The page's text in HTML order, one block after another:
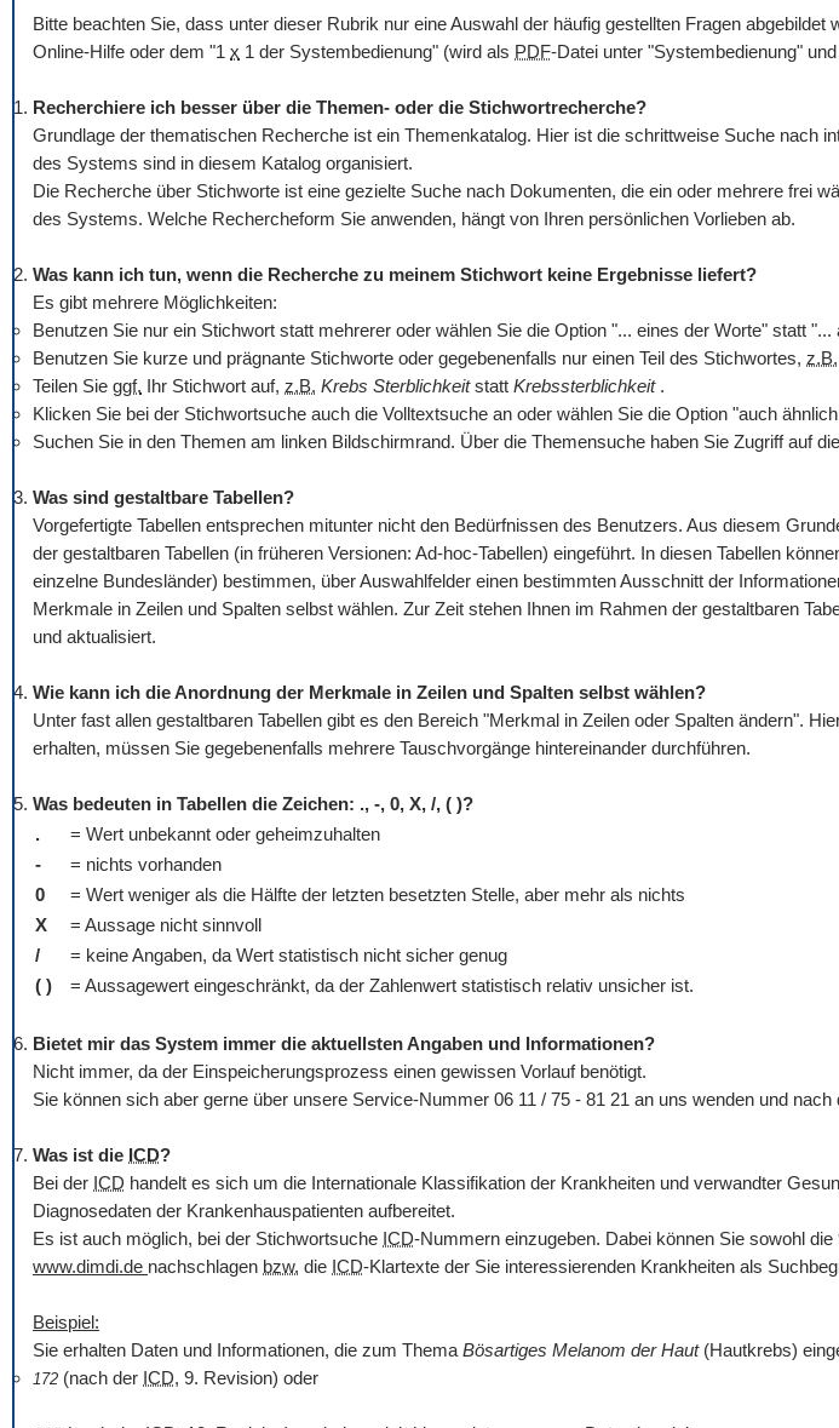
Bitte beachten Sie, dass unter dieser Rubrik nur eine Auswahl der häufig gestellten Fragen
Online-Hilfe oder dem "1 x 1 der Systembedienung" (wird als PDF-Datei unter "Systembedienung"
Recherchiere ich besser über die Themen- oder die Stichwortrecherche?
Grundlage der thematischen Recherche ist ein Themenkatalog. Hier ist die schrittweise Suche nach
des Systems sind in diesem Katalog organisiert.
Die Recherche über Stichworte ist eine gezielte Suche nach Dokumenten, die ein oder mehrere frei
des Systems. Welche Rechercheform Sie anwenden, hängt von Ihren persönlichen Vorlieben ab.
Was kann ich tun, wenn die Recherche zu meinem Stichwort keine Ergebnisse liefert?
Es gibt mehrere Möglichkeiten:
Benutzen Sie nur ein Stichwort statt mehrerer oder wählen Sie die Option "... eines der Worte" statt "...
Benutzen Sie kurze und prägnante Stichworte oder gegebenenfalls nur einen Teil des Stichwortes, z.B.
Teilen Sie ggf. Ihr Stichwort auf, z.B. Krebs Sterblichkeitstatt Krebssterblichkeit .
Klicken Sie bei der Stichwortsuche auch die Volltextsuche an oder wählen Sie die Option "auch
Suchen Sie in den Themen am linken Bildschirmrand. Über die Themensuche haben Sie Zugriff auf
Was sind gestaltbare Tabellen?
Vorgefertigte Tabellen entsprechen mitunter nicht den Bedürfnissen des Benutzers. Aus diesem
der gestaltbaren Tabellen (in früheren Versionen: Ad-hoc-Tabellen) eingeführt. In diesen Tabellen
einzelne Bundesländer) bestimmen, über Auswahlfelder einen bestimmten Ausschnitt der
Merkmale in Zeilen und Spalten selbst wählen. Zur Zeit stehen Ihnen im Rahmen der gestaltbaren
und aktualisiert.
Wie kann ich die Anordnung der Merkmale in Zeilen und Spalten selbst wählen?
Unter fast allen gestaltbaren Tabellen gibt es den Bereich "Merkmal in Zeilen oder Spalten ändern".
erhalten, müssen Sie gegebenenfalls mehrere Tauschvorgänge hintereinander durchführen.
Was bedeuten in Tabellen die Zeichen: ., -, 0, X, /, ( )?
.
= Wert unbekannt oder geheimzuhalten
-
= nichts vorhanden
0
= Wert weniger als die Hälfte der letzten besetzten Stelle, aber mehr als nichts
X
= Aussage nicht sinnvoll
/
= keine Angaben, da Wert statistisch nicht sicher genug
( )
= Aussagewert eingeschränkt, da der Zahlenwert statistisch relativ unsicher ist.
Bietet mir das System immer die aktuellsten Angaben und Informationen?
Nicht immer, da der Einspeicherungsprozess einen gewissen Vorlauf benötigt.
Sie können sich aber gerne über unsere Service-Nummer 06 11 / 75 - 81 21 an uns wenden und nach
Was ist die ICD?
Bei der ICD handelt es sich um die Internationale Klassifikation der Krankheiten und verwandter
Diagnosedaten der Krankenhauspatienten aufbereitet.
Es ist auch möglich, bei der Stichwortsuche ICD-Nummern einzugeben. Dabei können Sie sowohl
www.dimdi.de nachschlagen bzw. die ICD-Klartexte der Sie interessierenden Krankheiten als
Beispiel:
Sie erhalten Daten und Informationen, die zum Thema Bösartiges Melanom der Haut (Hautkrebs)
172 (nach der ICD, 9. Revision) oder